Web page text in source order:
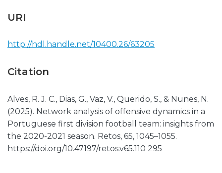
URI
http://hdl.handle.net/10400.26/63205
Citation
Alves, R. J. C., Dias, G., Vaz, V., Querido, S., & Nunes, N.
(2025). Network analysis of offensive dynamics in a
Portuguese first division football team: insights from
the 2020-2021 season. Retos, 65, 1045–1055.
https://doi.org/10.47197/retos.v65.110 295